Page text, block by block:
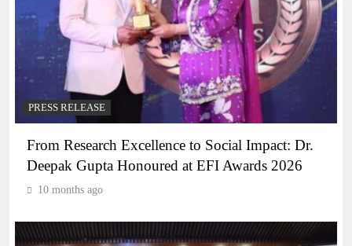
PRESS RELEASE
From Research Excellence to Social Impact: Dr.
Deepak Gupta Honoured at EFI Awards 2026
10 months ago